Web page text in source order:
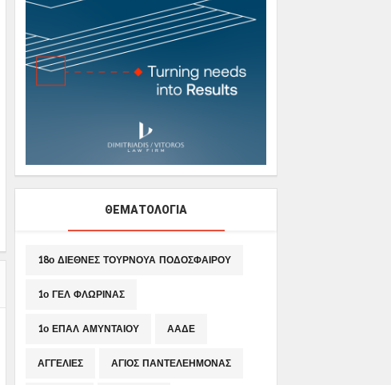
ΘΕΜΑΤΟΛΟΓΙΑ
18ο ΔΙΕΘΝΕΣ ΤΟΥΡΝΟΥΑ ΠΟΔΟΣΦΑΙΡΟΥ
1ο ΓΕΛ ΦΛΩΡΙΝΑΣ
1ο ΕΠΑΛ ΑΜΥΝΤΑΙΟΥ ΑΑΔΕ
ΑΓΓΕΛΙΕΣ ΑΓΙΟΣ ΠΑΝΤΕΛΕΗΜΟΝΑΣ